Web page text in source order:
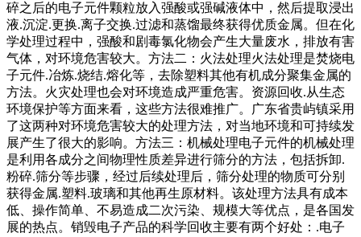
碎之后的电子元件颗粒放入强酸或强碱液体中，然后提取浸出
液.沉淀.更换.离子交换.过滤和蒸馏最终获得优质金属。但在化
学处理过程中，强酸和剧毒氯化物会产生大量废水，排放有害
气体，对环境危害较大。方法二：火法处理火法处理是焚烧电
子元件.冶炼.烧结.熔化等，去除塑料其他有机成分聚集金属的
方法。火灾处理也会对环境造成严重危害。资源回收.从生态
环境保护等方面来看，这些方法很难推广。广东省贵屿镇采用
了这两种对环境危害较大的处理方法，对当地环境和可持续发
展产生了很大的影响。方法三：机械处理电子元件的机械处理
是利用各成分之间物理性质差异进行筛分的方法，包括拆卸.
粉碎.筛分等步骤，经过后续处理后，筛分处理的物质可分别
获得金属.塑料.玻璃和其他再生原材料。该处理方法具有成本
低、操作简单、不易造成二次污染、规模大等优点，是各国发
展的热点。销毁电子产品的科学回收主要有两个好处：.电子